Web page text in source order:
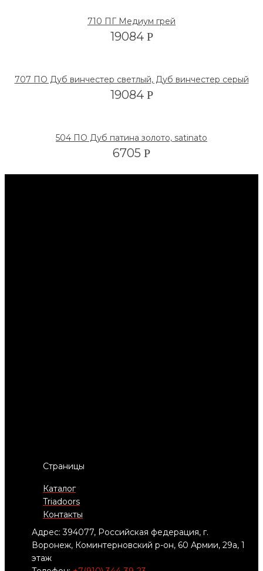
710 ПГ Медиум грей
19084 Р
707 ПО Дуб винчестер светлый, Дуб винчестер серый
19084 Р
504 ПО Дуб патина золото, satinato
6705 Р
Страницы
Каталог
Triadoors
Контакты
Адрес: 394077, Российская федерация, г.
Воронеж, Коминтерновский р-он, 60 Армии, 29а, 1
этаж